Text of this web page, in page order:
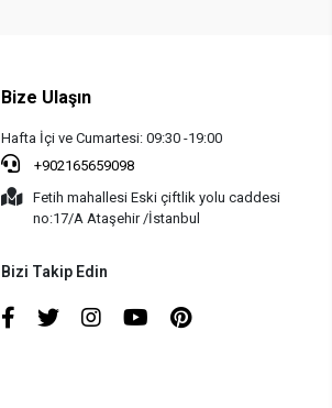
Bize Ulaşın
Hafta İçi ve Cumartesi: 09:30 -19:00
+902165659098
Fetih mahallesi Eski çiftlik yolu caddesi
no:17/A Ataşehir /İstanbul
Bizi Takip Edin